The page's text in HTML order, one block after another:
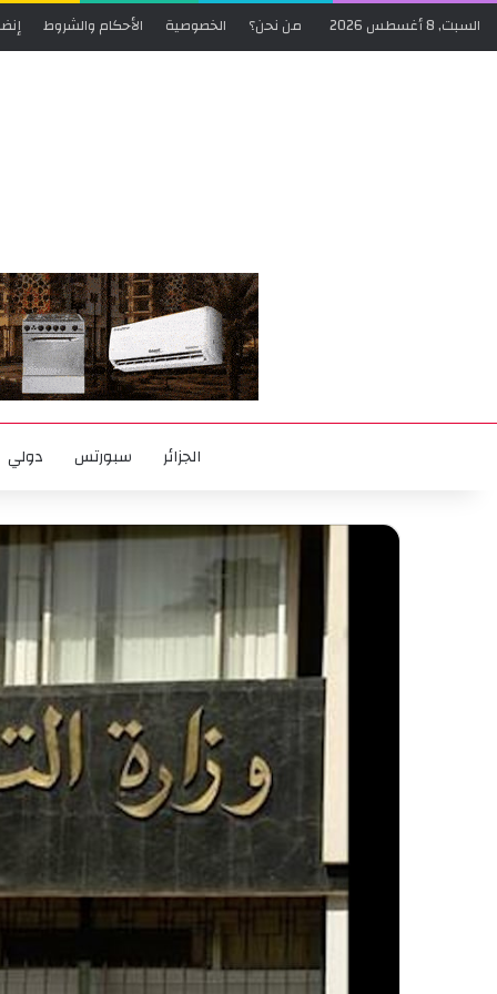
السبت, 8 أغسطس 2026 من نحن؟ الخصوصية الأحكام والشروط
الجزائر سبورتس دولي